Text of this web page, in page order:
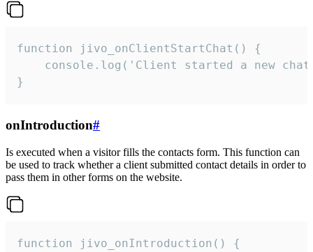
function jivo_onClientStartChat() {
console.log('Client started a new
}
onIntroduction#
Is executed when a visitor fills the contacts form. This function can
be used to track whether a client submitted contact details in order to
pass them in other forms on the website.
function jivo_onIntroduction() {